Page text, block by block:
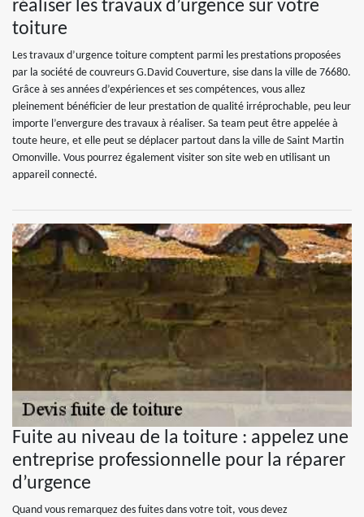
réaliser les travaux d’urgence sur votre
toiture
Les travaux d’urgence toiture comptent parmi les prestations proposées
par la société de couvreurs G.David Couverture, sise dans la ville de 76680.
Grâce à ses années d’expériences et ses compétences, vous allez
pleinement bénéficier de leur prestation de qualité irréprochable, peu leur
importe l’envergure des travaux à réaliser. Sa team peut être appelée à
toute heure, et elle peut se déplacer partout dans la ville de Saint Martin
Omonville. Vous pourrez également visiter son site web en utilisant un
appareil connecté.
Fuite au niveau de la toiture : appelez une
entreprise professionnelle pour la réparer
d’urgence
Quand vous remarquez des fuites dans votre toit, vous devez